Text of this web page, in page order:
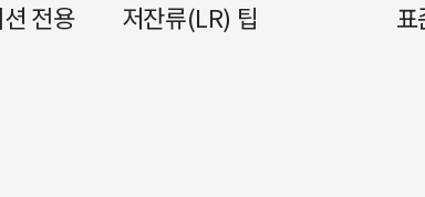
전용 저잔류(LR) 팁 표